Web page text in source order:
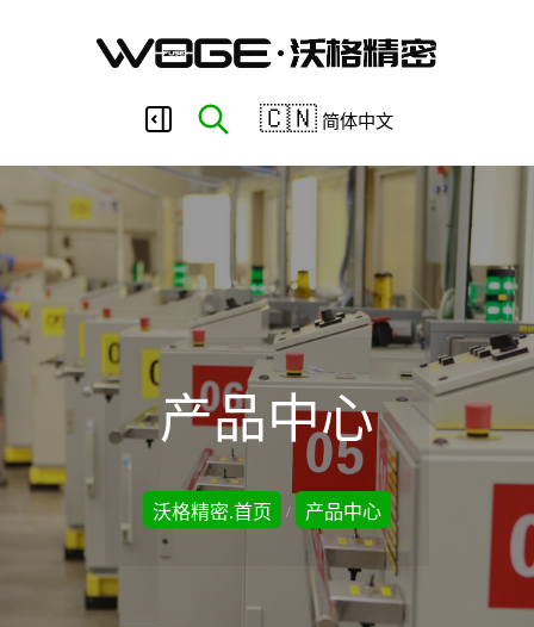
莞
市
沃
格
精
🇨🇳 简体中文
产品中心
沃格精密.首页 / 产品中心